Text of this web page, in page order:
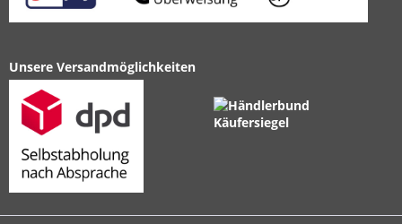
Unsere Versandmöglichkeiten